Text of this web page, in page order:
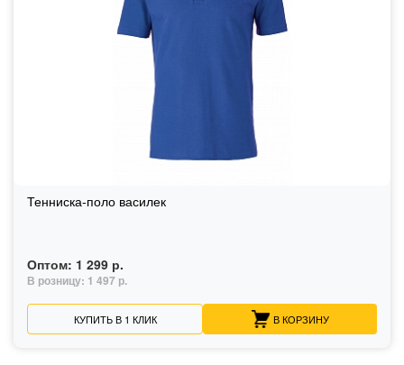
Тенниска-поло василек
Оптом: 1 299 р.
В розницу: 1 497 р.
КУПИТЬ В 1 КЛИК В КОРЗИНУ